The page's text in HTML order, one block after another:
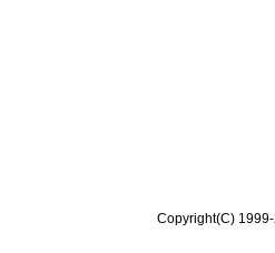
Copyright(C)